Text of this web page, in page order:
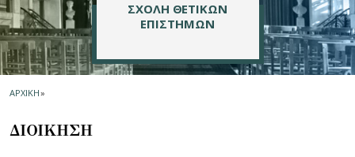
ΣΧΟΛΗ ΘΕΤΙΚΩΝ
ΕΠΙΣΤΗΜΩΝ
ΑΡΧΙΚΗ»
ΔΙΟΙΚΗΣΗ